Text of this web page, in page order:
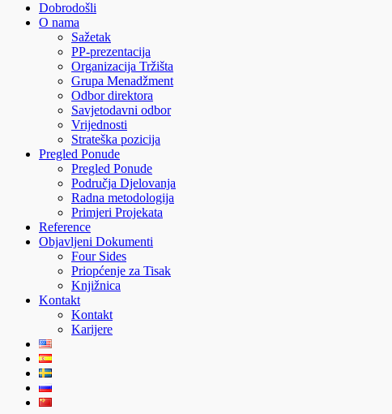
Dobrodošli
O nama
Sažetak
PP-prezentacija
Organizacija Tržišta
Grupa Menadžment
Odbor direktora
Savjetodavni odbor
Vrijednosti
Strateška pozicija
Pregled Ponude
Pregled Ponude
Područja Djelovanja
Radna metodologija
Primjeri Projekata
Reference
Objavljeni Dokumenti
Four Sides
Priopćenje za Tisak
Knjižnica
Kontakt
Kontakt
Karijere